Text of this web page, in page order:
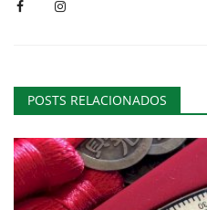
POSTS RELACIONADOS